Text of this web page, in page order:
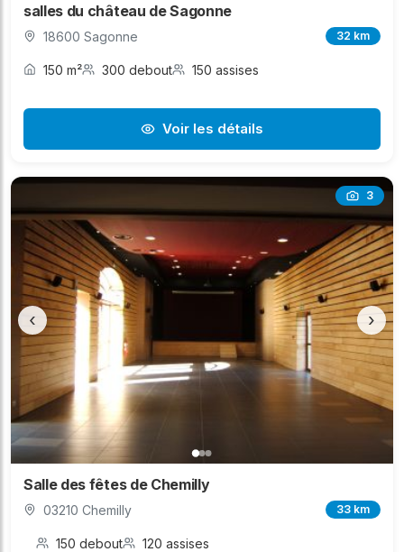
salles du château de Sagonne
18600 Sagonne 32 km
150 m² 300 debout 150 assises
Voir les détails
3
‹ ›
Salle des fêtes de Chemilly
03210 Chemilly 33 km
150 debout 120 assises